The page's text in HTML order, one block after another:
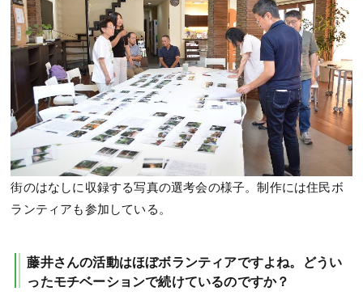
街のはなしに収録する写真の選考会の様子。制作には住民ボ
ランティアも参加している。
藤井さんの活動はほぼボランティアですよね。どうい
ったモチベーションで続けているのですか？